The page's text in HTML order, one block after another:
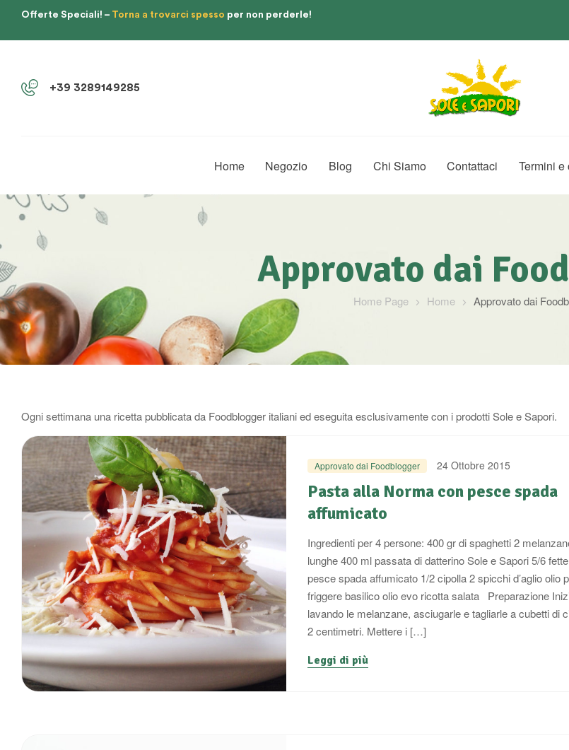
Offerte Speciali! – Torna a trovarci spesso per non perderle!
+39 3289149285
Home Negozio Blog Chi Siamo Contattaci Termini
Approvato dai
Home Page Home Approvato dai
Ogni settimana una ricetta pubblicata da Foodblogger italiani ed eseguita esclusivamente con i prodotti Sole e Sapori.
Approvato dai Foodblogger 24 Ottobre 2015
Pasta alla Norma con pesce spada
affumicato
Ingredienti per 4 persone: 400 gr di spaghetti 2
lunghe 400 ml passata di datterino Sole e Sapori 5/6
pesce spada affumicato 1/2 cipolla 2 spicchi d’aglio olio
friggere basilico olio evo ricotta salata Preparazione
lavando le melanzane, asciugarle e tagliarle a cubetti di
2 centimetri. Mettere i […]
Leggi di più